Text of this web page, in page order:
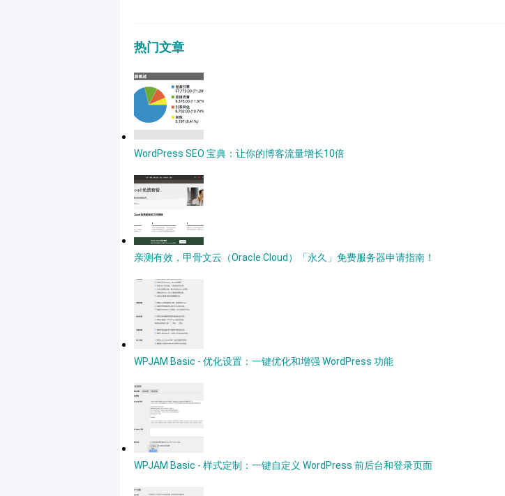
热门文章
WordPress SEO 宝典：让你的博客流量增长10倍
亲测有效，甲骨文云（Oracle Cloud）「永久」免费服务器申请指南！
WPJAM Basic - 优化设置：一键优化和增强 WordPress 功能
WPJAM Basic - 样式定制：一键自定义 WordPress 前后台和登录页面